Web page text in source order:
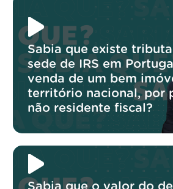
Sabia que existe
sede de IRS em
venda de um bem
território nacional, por
não residente fiscal?
Sabia que o valor do